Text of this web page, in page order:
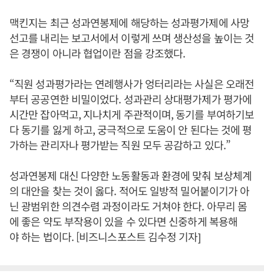
맥킨지는 최근 성과연봉제에 해당하는 성과평가제에 사망
선고를 내리는 보고서에서 이렇게 쓰며 생산성을 높이는 것
은 경쟁이 아니라 협업이란 점을 강조했다.
“직원 성과평가라는 연례행사가 엉터리라는 사실은 오래전
부터 공공연한 비밀이었다. 성과관리 상대평가제가 평가에
시간만 잡아먹고, 지나치게 주관적이며, 동기를 부여하기보
다 동기를 잃게 하고, 궁극적으로 도움이 안 된다는 것에 평
가하는 관리자나 평가받는 직원 모두 공감하고 있다.”
성과연봉제 대신 다양한 노동활동과 환경에 맞춰 보상체계
의 대안을 찾는 것이 옳다. 적어도 일방적 밀어붙이기가 아
닌 광범위한 의견수렴 과정이라도 거쳐야 한다. 아무리 몸
에 좋은 약도 부작용이 있을 수 있다면 신중하게 복용해
야 하는 법이다. [비즈니스포스트 김수정 기자]